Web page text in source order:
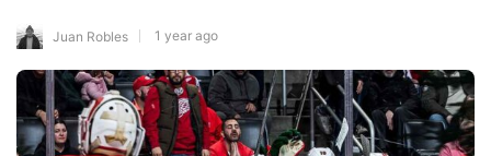
Juan Robles 1 year ago